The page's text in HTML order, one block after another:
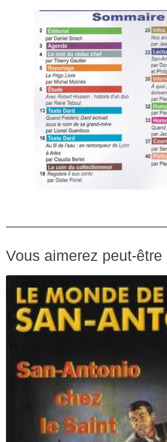
Vous aimerez peut-être